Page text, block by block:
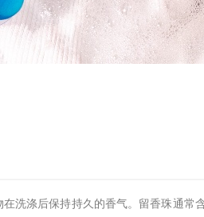
洗涤后保持持久的香气。留香珠通常